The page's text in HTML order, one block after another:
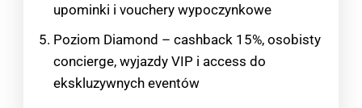
upominki i vouchery wypoczynkowe
Poziom Diamond – cashback 15%, osobisty
concierge, wyjazdy VIP i access do
ekskluzywnych eventów